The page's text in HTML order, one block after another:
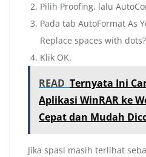
Pilih Proofing, lalu
Pada tab AutoFormat As
Replace spaces with
Klik OK.
READ Ternyata Ini
Aplikasi WinRAR ke
Cepat dan Mudah
Jika spasi masih terlihat